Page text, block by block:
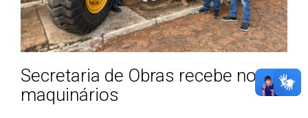
Secretaria de Obras recebe novos
maquinários